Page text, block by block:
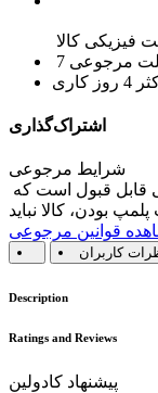
فیزیکی کالا
مرجوعی
کاری
اشتراک‌گذاری
شرایط مرجوعی
بودن، کالا نباید
قوانین مرجوعی
کاربران
Description
Ratings and Reviews
پیشنهاد کادولین